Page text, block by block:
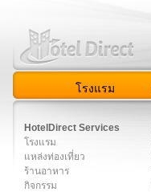
โรงแรม
HotelDirect Services
โรงแรม
แหล่งท่องเที่ยว
ร้านอาหาร
กิจกรรม